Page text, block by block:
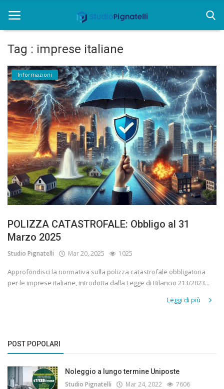
Home
Chi siamo
Rent
Informazioni
Approfondimenti
News
Contatti
Tag : imprese italiane
Informazioni
POLIZZA CATASTROFALE: Obbligo al 31
Marzo 2025
Studio Pignatelli Mar 20, 2025 1025
Approfondisci la normativa sulla polizza catastrofale obbligatoria
per le imprese italiane, introdotta dalla Legge di Bilancio 213/2023...
Leggi di più
POST POPOLARI
Noleggio a lungo termine Uniposte
Studio Pignatelli Mar 24, 2022 7606